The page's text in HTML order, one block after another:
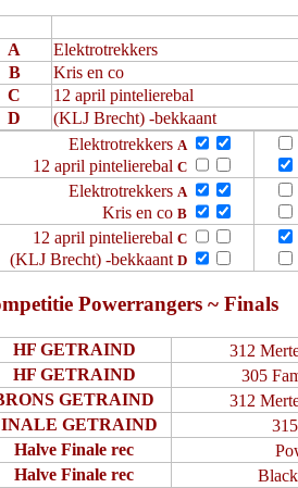
A
Elektrotrekkers
B
Kris en co
C
12 april pintelierebal
D
(KLJ Brecht) -bekkaant
Elektrotrekkers A
12 april pintelierebal C
Elektrotrekkers A
Kris en co B
12 april pintelierebal C
(KLJ Brecht) -bekkaant D
Powerrangers ~ Finals
HF GETRAIND
312
HF GETRAIND
305
GETRAIND
312
GETRAIND
Halve Finale rec
Halve Finale rec